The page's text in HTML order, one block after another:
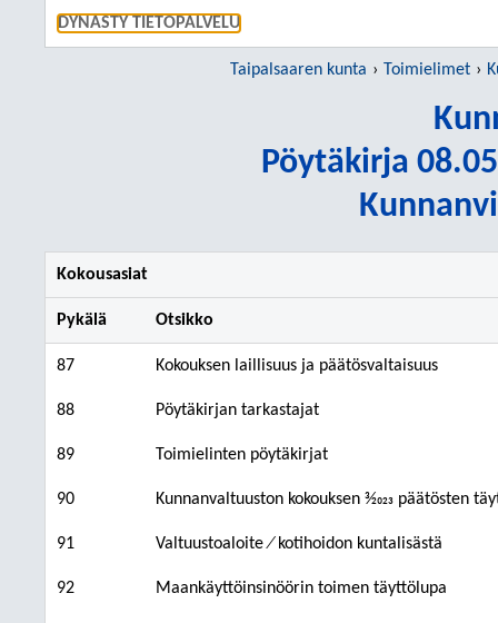
DYNASTY TIETOPALVELU
Taipalsaaren kunta Toimielimet
Pöytäkirja
Kokousasiat
Pykälä Otsikko
87 Kokouksen laillisuus ja päätösvaltaisuus
88 Pöytäkirjan tarkastajat
89 Toimielinten pöytäkirjat
90 Kunnanvaltuuston kokouksen 3⁄2023 päätösten
91 Valtuustoaloite ⁄ kotihoidon kuntalisästä
92 Maankäyttöinsinöörin toimen täyttölupa